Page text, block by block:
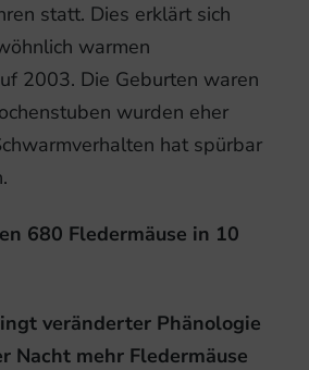
statt. Dies erklärt sich
warmen
2003. Die Geburten waren
wurden eher
hat spürbar
680 Fledermäuse in 10
veränderter Phänologie
Nacht mehr Fledermäuse